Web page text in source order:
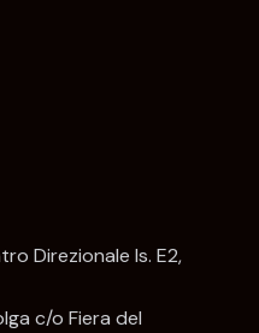
Direzionale Is. E2,
c/o Fiera del